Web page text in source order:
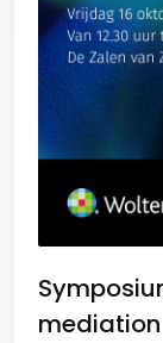
mediation